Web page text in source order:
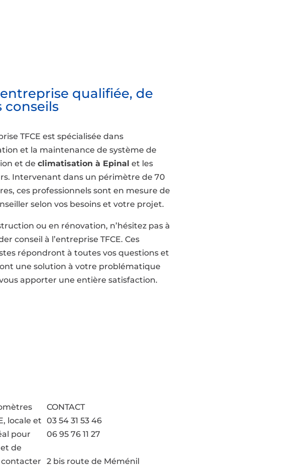
qualifiée, de
conseils
TFCE est spécialisée dans
et la maintenance de système de
et de climatisation à Epinal et les
Intervenant dans un périmètre de 70
ces professionnels sont en mesure de
selon vos besoins et votre projet.
ou en rénovation, n’hésitez pas à
conseil à l’entreprise TFCE. Ces
répondront à toutes vos questions et
une solution à votre problématique
apporter une entière satisfaction.
locale et
pour
de
contacter
CONTACT
03 54 31 53 46
06 95 76 11 27
2 bis route de Méménil